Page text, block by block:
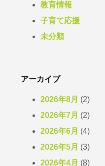
教育情報
子育て応援
未分類
アーカイブ
2026年8月 (2)
2026年7月 (2)
2026年6月 (4)
2026年5月 (3)
2026年4月 (8)